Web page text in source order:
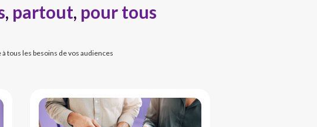
, partout, pour tous
tous les besoins de vos audiences